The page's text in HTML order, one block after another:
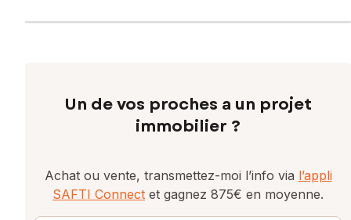
Un de vos proches a un projet
immobilier ?
Achat ou vente, transmettez-moi l’info via l’appli
SAFTI Connect et gagnez 875€ en moyenne.